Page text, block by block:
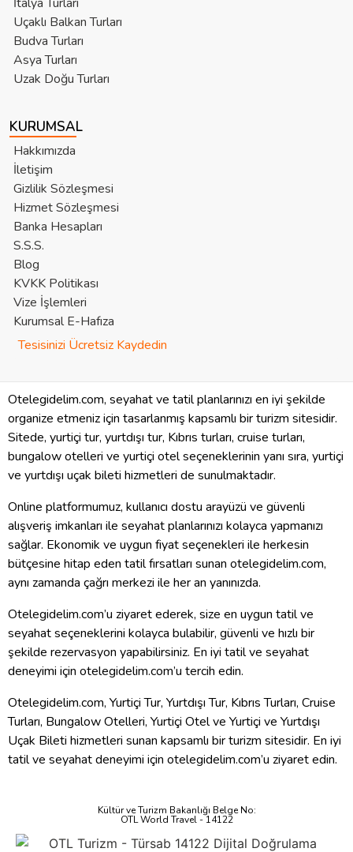
Uçaklı Balkan Turları
Budva Turları
Asya Turları
Uzak Doğu Turları
KURUMSAL
Hakkımızda
İletişim
Gizlilik Sözleşmesi
Hizmet Sözleşmesi
Banka Hesapları
S.S.S.
Blog
KVKK Politikası
Vize İşlemleri
Kurumsal E-Hafıza
Tesisinizi Ücretsiz Kaydedin
Otelegidelim.com, seyahat ve tatil planlarınızı en iyi şekilde
organize etmeniz için tasarlanmış kapsamlı bir turizm sitesidir.
Sitede, yurtiçi tur, yurtdışı tur, Kıbrıs turları, cruise turları,
bungalow otelleri ve yurtiçi otel seçeneklerinin yanı sıra, yurtiçi
ve yurtdışı uçak bileti hizmetleri de sunulmaktadır.
Online platformumuz, kullanıcı dostu arayüzü ve güvenli
alışveriş imkanları ile seyahat planlarınızı kolayca yapmanızı
sağlar. Ekonomik ve uygun fiyat seçenekleri ile herkesin
bütçesine hitap eden tatil fırsatları sunan otelegidelim.com,
aynı zamanda çağrı merkezi ile her an yanınızda.
Otelegidelim.com’u ziyaret ederek, size en uygun tatil ve
seyahat seçeneklerini kolayca bulabilir, güvenli ve hızlı bir
şekilde rezervasyon yapabilirsiniz. En iyi tatil ve seyahat
deneyimi için otelegidelim.com’u tercih edin.
Otelegidelim.com, Yurtiçi Tur, Yurtdışı Tur, Kıbrıs Turları, Cruise
Turları, Bungalow Otelleri, Yurtiçi Otel ve Yurtiçi ve Yurtdışı
Uçak Bileti hizmetleri sunan kapsamlı bir turizm sitesidir. En iyi
tatil ve seyahat deneyimi için otelegidelim.com’u ziyaret edin.
Kültür ve Turizm Bakanlığı Belge No:
OTL World Travel - 14122